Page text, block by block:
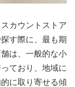
カウントストア
す際に、最も期
は、一般的な小
ており、地域に
に取り寄せる傾